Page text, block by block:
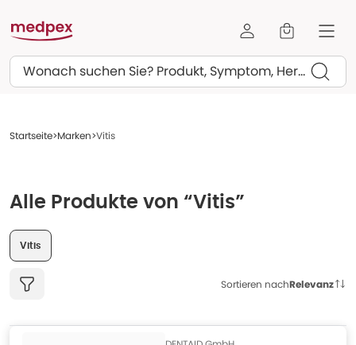
Suchen
Startseite Marken Vitis
Alle Produkte von “Vitis”
Vitis
Sortieren nachRelevanz